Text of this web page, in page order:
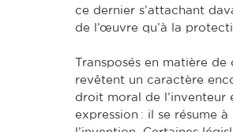
ce dernier s’attachant
de l’œuvre qu’à la
Transposés en matière
revêtent un caractère
droit moral de l’inventeur
expression : il se résume